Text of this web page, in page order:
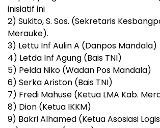
inisiatif ini
2) Sukito, S. Sos. (Sekretaris
Merauke).
3) Lettu Inf Aulin A (Danpos Mandala)
4) Letda Inf Agung (Bais TNI)
5) Pelda Niko (Wadan Pos Mandala)
6) Serka Ariston (Bais TNI)
7) Fredi Mahuse (Ketua LMA Kab.
8) Dion (Ketua IKKM)
9) Bakri Alhamed (Ketua Asosiasi